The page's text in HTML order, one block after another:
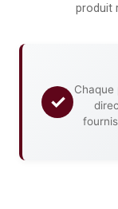
produit
✓
Chaque